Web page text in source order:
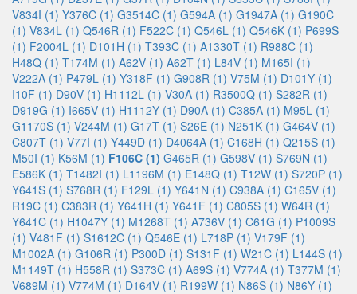
V834I (1) Y376C (1) G3514C (1) G594A (1) G1947A (1) G190C
(1) V834L (1) Q546R (1) F522C (1) Q546L (1) Q546K (1) P699S
(1) F2004L (1) D101H (1) T393C (1) A1330T (1) R988C (1)
H48Q (1) T174M (1) A62V (1) A62T (1) L84V (1) M165I (1)
V222A (1) P479L (1) Y318F (1) G908R (1) V75M (1) D101Y (1)
I10F (1) D90V (1) H1112L (1) V30A (1) R3500Q (1) S282R (1)
D919G (1) I665V (1) H1112Y (1) D90A (1) C385A (1) M95L (1)
G1170S (1) V244M (1) G17T (1) S26E (1) N251K (1) G464V (1)
C807T (1) V77I (1) Y449D (1) D4064A (1) C168H (1) Q215S (1)
M50I (1) K56M (1) F106C (1) G465R (1) G598V (1) S769N (1)
E586K (1) T1482I (1) L1196M (1) E148Q (1) T12W (1) S720P (1)
Y641S (1) S768R (1) F129L (1) Y641N (1) C938A (1) C165V (1)
R19C (1) C383R (1) Y641H (1) Y641F (1) C805S (1) W64R (1)
Y641C (1) H1047Y (1) M1268T (1) A736V (1) C61G (1) P1009S
(1) V481F (1) S1612C (1) Q546E (1) L718P (1) V179F (1)
M1002A (1) G106R (1) P300D (1) S131F (1) W21C (1) L144S (1)
M1149T (1) H558R (1) S373C (1) A69S (1) V774A (1) T377M (1)
V689M (1) V774M (1) D164V (1) R199W (1) N86S (1) N86Y (1)